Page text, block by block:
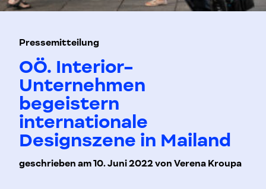
Pressemitteilung
OÖ. Interior-
Unternehmen
begeistern
internationale
Designszene in Mailand
geschrieben am 10. Juni 2022 von Verena Kroupa